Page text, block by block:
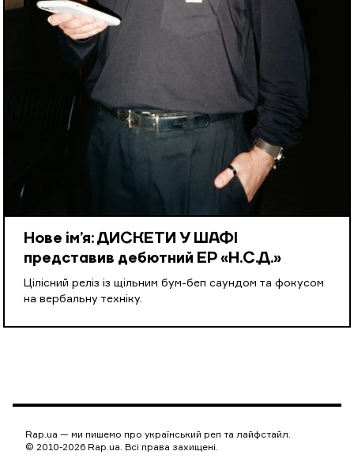
Нове ім’я: ДИСКЕТИ У ШАФІ
представив дебютний EP «Н.С.Д.»
Цілісний реліз із щільним бум-беп саундом та фокусом
на вербальну техніку.
Rap.ua — ми пишемо про український реп та лайфстайл.
© 2010-2026 Rap.ua. Всі права захищені.